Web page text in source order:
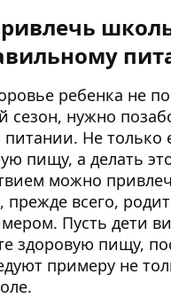
ребенка не
сезон, нужно
Не только
пищу, а делать
можно
прежде всего,
Пусть дети
здоровую пищу,
примеру не